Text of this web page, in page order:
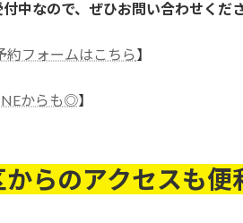
中なので、ぜひお問い合わせくだ
約フォームはこちら】
からも◎】
らのアクセスも便